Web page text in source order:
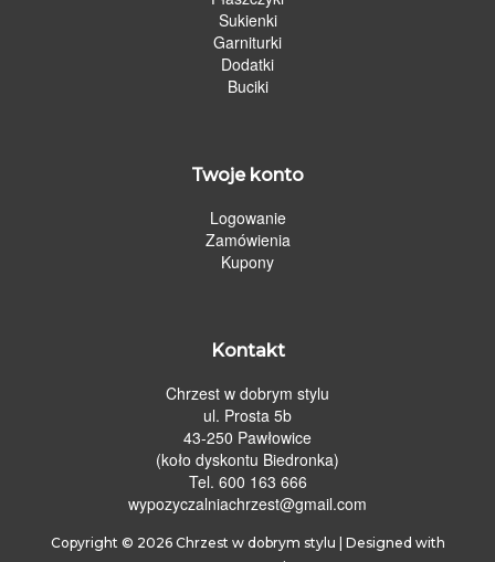
Sukienki
Garniturki
Dodatki
Buciki
Twoje konto
Logowanie
Zamówienia
Kupony
Kontakt
Chrzest w dobrym stylu
ul. Prosta 5b
43-250 Pawłowice
(koło dyskontu Biedronka)
Tel. 600 163 666
wypozyczalniachrzest@gmail.com
Copyright © 2026 Chrzest w dobrym stylu | Designed with